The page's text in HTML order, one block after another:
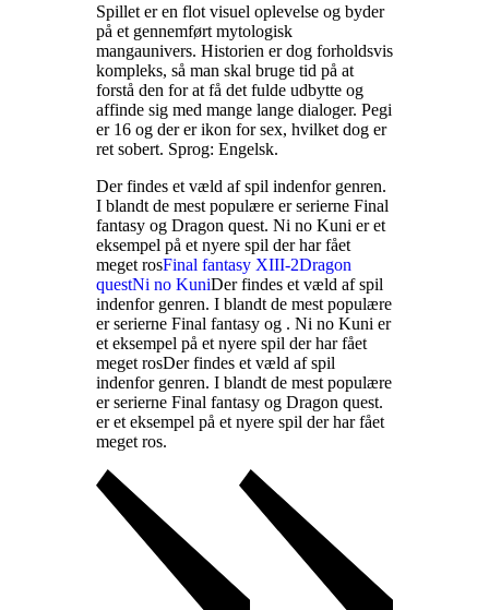
Spillet er en flot visuel oplevelse og byder
på et gennemført mytologisk
mangaunivers. Historien er dog forholdsvis
kompleks, så man skal bruge tid på at
forstå den for at få det fulde udbytte og
affinde sig med mange lange dialoger. Pegi
er 16 og der er ikon for sex, hvilket dog er
ret sobert. Sprog: Engelsk.
Der findes et væld af spil indenfor genren.
I blandt de mest populære er serierne Final
fantasy og Dragon quest. Ni no Kuni er et
eksempel på et nyere spil der har fået
meget rosFinal fantasy XIII-2Dragon
questNi no KuniDer findes et væld af spil
indenfor genren. I blandt de mest populære
er serierne Final fantasy og . Ni no Kuni er
et eksempel på et nyere spil der har fået
meget rosDer findes et væld af spil
indenfor genren. I blandt de mest populære
er serierne Final fantasy og Dragon quest.
er et eksempel på et nyere spil der har fået
meget ros.